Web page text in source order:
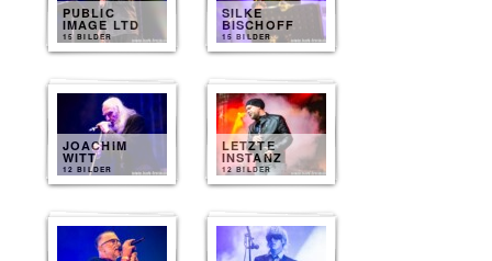
PUBLIC
IMAGE LTD
15 BILDER
SILKE
BISCHOFF
15 BILDER
JOACHIM
WITT
12 BILDER
LETZTE
INSTANZ
12 BILDER